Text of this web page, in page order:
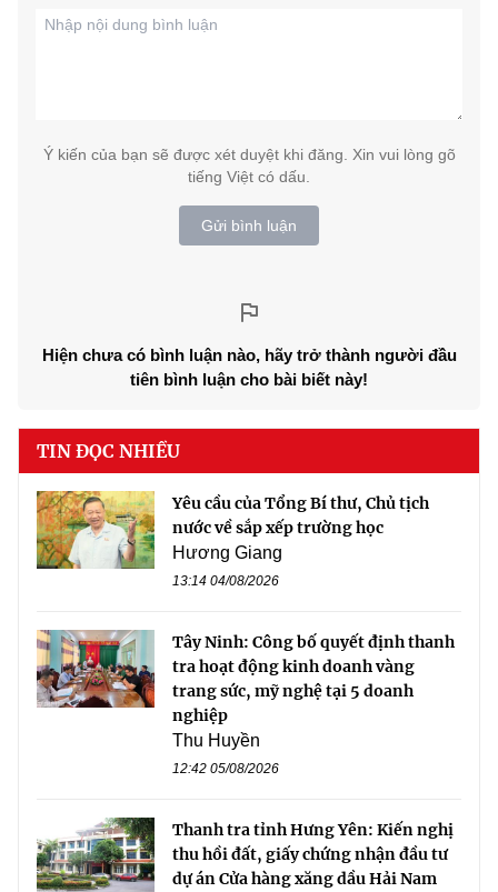
Ý kiến của bạn sẽ được xét duyệt khi đăng. Xin vui lòng gõ
tiếng Việt có dấu.
Gửi bình luận
Hiện chưa có bình luận nào, hãy trở thành người đầu
tiên bình luận cho bài biết này!
TIN ĐỌC NHIỀU
Yêu cầu của Tổng Bí thư, Chủ tịch
nước về sắp xếp trường học
Hương Giang
13:14 04/08/2026
Tây Ninh: Công bố quyết định thanh
tra hoạt động kinh doanh vàng
trang sức, mỹ nghệ tại 5 doanh
nghiệp
Thu Huyền
12:42 05/08/2026
Thanh tra tỉnh Hưng Yên: Kiến nghị
thu hồi đất, giấy chứng nhận đầu tư
dự án Cửa hàng xăng dầu Hải Nam